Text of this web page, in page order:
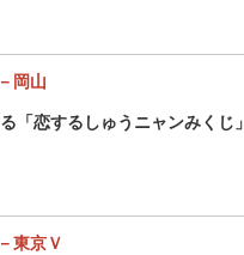
岡山
「恋するしゅうニャンみくじ」
東京Ｖ